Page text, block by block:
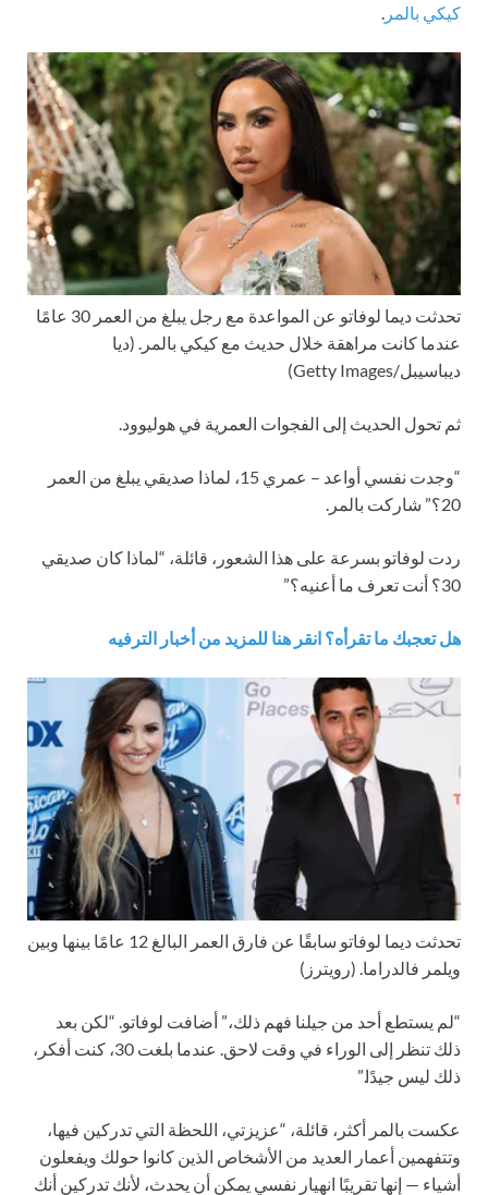
كيكي بالمر .
تحدثت ديما لوفاتو عن المواعدة مع رجل يبلغ من العمر 30 عامًا
عندما كانت مراهقة خلال حديث مع كيكي بالمر. (ديا
ديباسيبل/Getty Images)
ثم تحول الحديث إلى الفجوات العمرية في هوليوود.
“وجدت نفسي أواعد – عمري 15، لماذا صديقي يبلغ من العمر
20؟” شاركت بالمر.
ردت لوفاتو بسرعة على هذا الشعور، قائلة، “لماذا كان صديقي
30؟ أنت تعرف ما أعنيه؟”
هل تعجبك ما تقرأه؟ انقر هنا للمزيد من أخبار الترفيه
تحدثت ديما لوفاتو سابقًا عن فارق العمر البالغ 12 عامًا بينها وبين
ويلمر فالدراما. (رويترز)
“لم يستطع أحد من جيلنا فهم ذلك،” أضافت لوفاتو. “لكن بعد
ذلك تنظر إلى الوراء في وقت لاحق. عندما بلغت 30، كنت أفكر،
ذلك ليس جيدًا.”
عكست بالمر أكثر، قائلة، “عزيزتي، اللحظة التي تدركين فيها،
وتتفهمين أعمار العديد من الأشخاص الذين كانوا حولك ويفعلون
أشياء — إنها تقريبًا انهيار نفسي يمكن أن يحدث، لأنك تدركين أنك